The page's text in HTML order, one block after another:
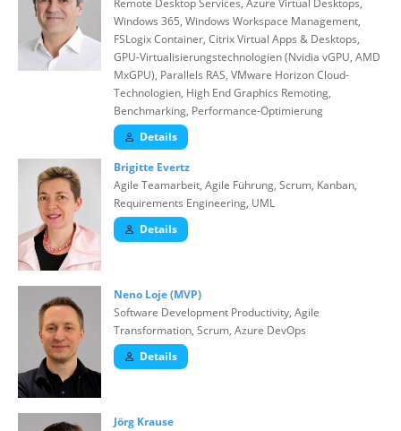
Remote Desktop Services, Azure Virtual Desktops,
Windows 365, Windows Workspace Management,
FSLogix Container, Citrix Virtual Apps & Desktops,
GPU-Virtualisierungstechnologien (Nvidia vGPU, AMD
MxGPU), Parallels RAS, VMware Horizon Cloud-
Technologien, High End Graphics Remoting,
Benchmarking, Performance-Optimierung
Details
Brigitte Evertz
Agile Teamarbeit, Agile Führung, Scrum, Kanban,
Requirements Engineering, UML
Details
Neno Loje (MVP)
Software Development Productivity, Agile
Transformation, Scrum, Azure DevOps
Details
Jörg Krause